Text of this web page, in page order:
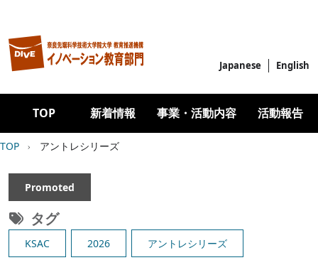
Japanese English
Main navigation
TOP 新着情報 事業・活動内容 活動報告
パンくず
TOP アントレシリーズ
Promoted
タグ
KSAC 2026 アントレシリーズ